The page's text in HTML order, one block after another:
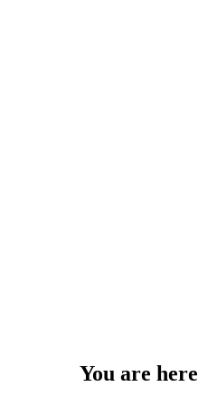
You are here